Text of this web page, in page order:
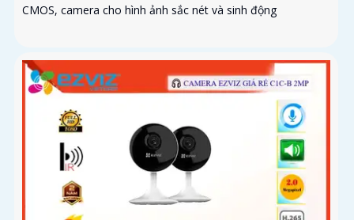
CMOS, camera cho hình ảnh sắc nét và sinh động